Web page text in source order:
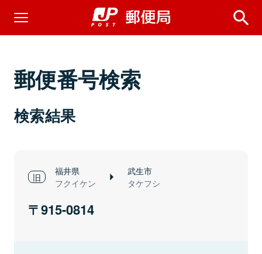
郵便番号検索
検索結果
福井県
フクイケン
武生市
タケフシ
915-0814